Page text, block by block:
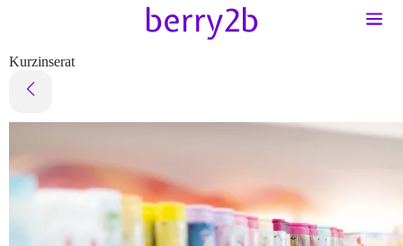
Kurzinserat